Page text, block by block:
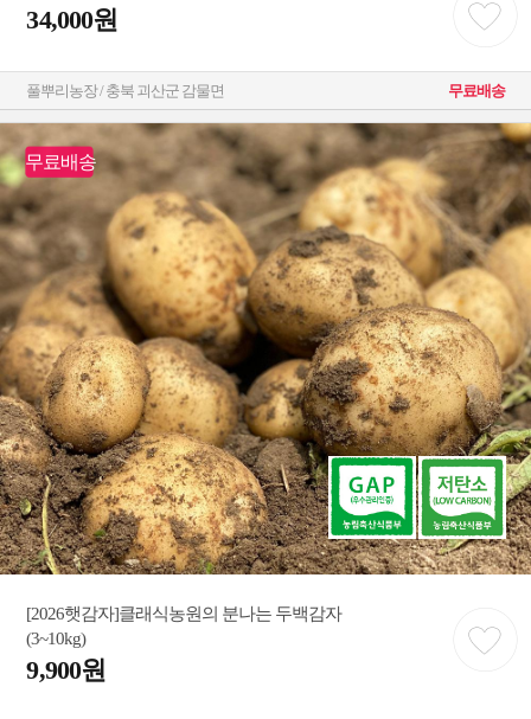
34,000원
풀뿌리농장 / 충북 괴산군 감물면 무료배송
무료배송
[2026햇감자]클래식농원의 분나는 두백감자
(3~10kg)
9,900원